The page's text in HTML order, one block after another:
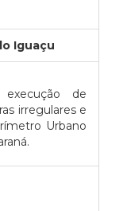
Iguaçu
de
irregulares e
Urbano